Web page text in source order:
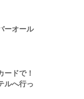
ーオール
ードで！
ルへ行っ